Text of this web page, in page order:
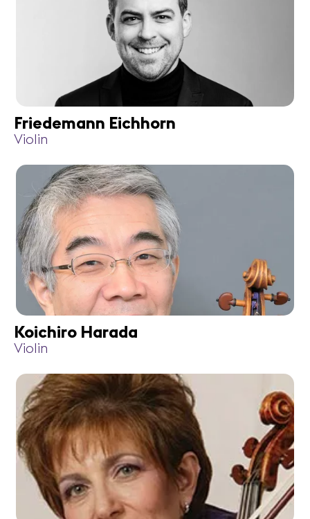
Friedemann Eichhorn
Violin
Koichiro Harada
Violin